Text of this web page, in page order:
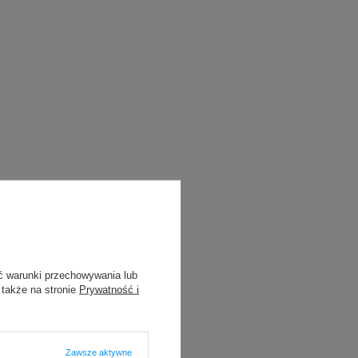
warunki przechowywania lub
na stronie Prywatność i
Zawsze aktywne